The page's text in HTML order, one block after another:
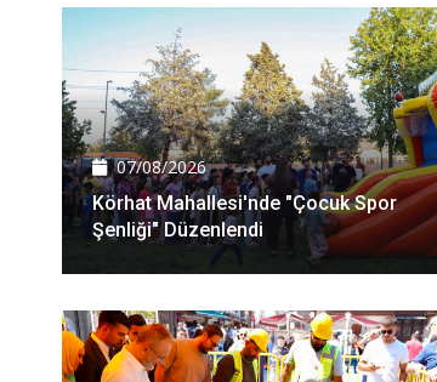
07/08/2026
Körhat Mahallesi'nde "Çocuk Spor
Şenliği" Düzenlendi